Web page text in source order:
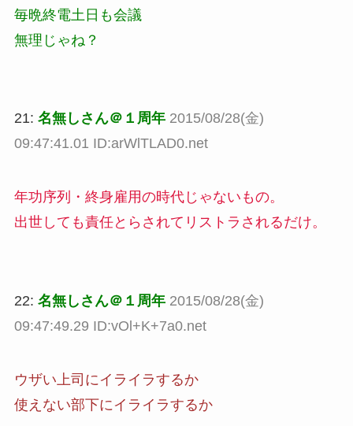
毎晩終電土日も会議
無理じゃね？
21: 名無しさん＠１周年 2015/08/28(金)
09:47:41.01 ID:arWlTLAD0.net
年功序列・終身雇用の時代じゃないもの。
出世しても責任とらされてリストラされるだけ。
22: 名無しさん＠１周年 2015/08/28(金)
09:47:49.29 ID:vOl+K+7a0.net
ウザい上司にイライラするか
使えない部下にイライラするか